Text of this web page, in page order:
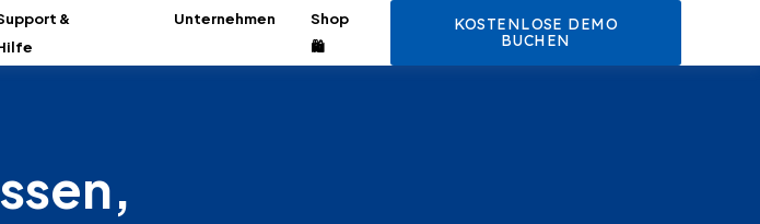
&
Unternehmen
Shop
🛍️
KOSTENLOSE DEMO
BUCHEN